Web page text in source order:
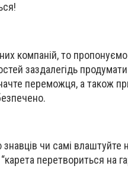
компаній, то
заздалегідь
переможця, а також
чи самі влаштуйте
перетвориться на